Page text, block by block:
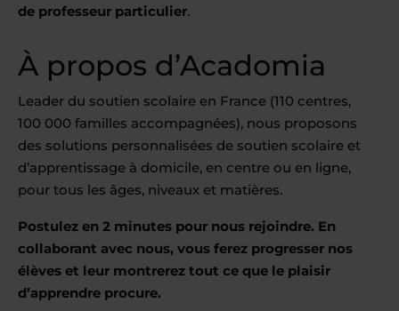
de professeur particulier.
À propos d’Acadomia
Leader du soutien scolaire en France (110 centres,
100 000 familles accompagnées), nous proposons
des solutions personnalisées de soutien scolaire et
d’apprentissage à domicile, en centre ou en ligne,
pour tous les âges, niveaux et matières.
Postulez en 2 minutes pour nous rejoindre. En
collaborant avec nous, vous ferez progresser nos
élèves et leur montrerez tout ce que le plaisir
d’apprendre procure.